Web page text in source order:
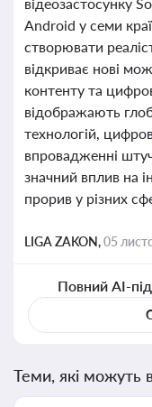
Android у семи
створювати
відкриває нові
контенту та
відображають
технологій,
впровадженні
значний вплив на
прорив у різних
LIGA ZAKON,05
Повний AI-
Теми, які можуть